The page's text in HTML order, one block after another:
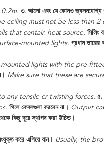
৩. আলো এবং যে কোনও জ্বলনযোগ্য
ceiling must not be less than 2
that contain heat source. সিলিং
mounted lights. প্রধান তারের
lights with the pre-
Make sure that these are
any tensile or twisting forces. ৫.
গিলে কেবলগুলা করবেন না। Output
কিছু দূরে স্থাপন করা উচিত।
করে এগিয়ে যান। Usually, the